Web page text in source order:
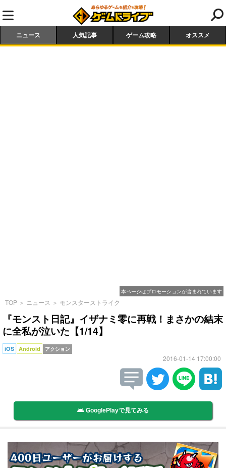
ニュース 人気記事 ゲーム攻略 オススメ
本ページはプロモーションが含まれています
TOP ＞ ニュース ＞ モンスターストライク
『モンスト日記』イザナミ零に再戦！まさかの結末
に全私が泣いた【1/14】
iOS Android アクション
2016-01-14 17:00:00
GooglePlayで見てみる